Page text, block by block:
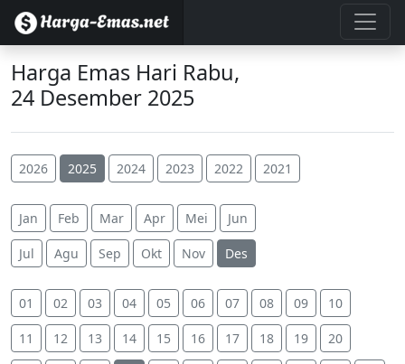
Harga Emas Hari Rabu,
24 Desember 2025
2026 2025 2024 2023 2022 2021
Jan Feb Mar Apr Mei Jun
Jul Agu Sep Okt Nov Des
01 02 03 04 05 06 07 08 09 10
11 12 13 14 15 16 17 18 19 20